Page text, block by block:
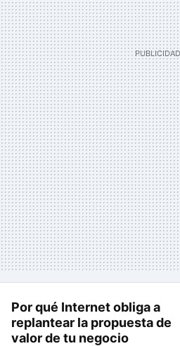
Por qué Internet obliga a
replantear la propuesta de
valor de tu negocio